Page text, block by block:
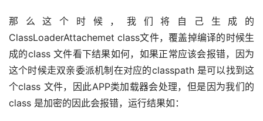
那么这个时候，我们将自己生成的
ClassLoaderAttachemet class文件，覆盖掉编译的时候生
成的class 文件看下结果如何，如果正常应该会报错，因为
这个时候走双亲委派机制在对应的classpath 是可以找到这
个class 文件，因此APP类加载器会处理，但是因为我们的
class 是加密的因此会报错，运行结果如：